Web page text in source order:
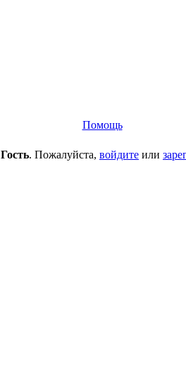
Помощь
Гость. Пожалуйста, войдите или